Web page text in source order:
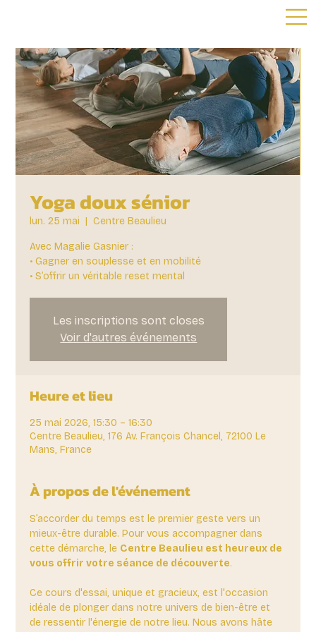
Yoga doux sénior
lun. 25 mai
  |
Centre Beaulieu
Avec Magalie Gasnier :
• Gagner en souplesse et en mobilité
• S’offrir un véritable reset mental
Les inscriptions sont closes
Voir d'autres événements
Heure et lieu
25 mai 2026, 15:30 – 16:30
Centre Beaulieu, 176 Av. François Chancel, 72100 Le
Mans, France
À propos de l'événement
S’accorder du temps est le premier geste vers un
mieux-être durable. Pour vous accompagner dans
cette démarche, le Centre Beaulieu est heureux de
vous offrir votre séance de découverte.
Ce cours d'essai, unique et gracieux, est l'occasion
idéale de plonger dans notre univers de bien-être et
de ressentir l'énergie de notre lieu. Nous avons hâte